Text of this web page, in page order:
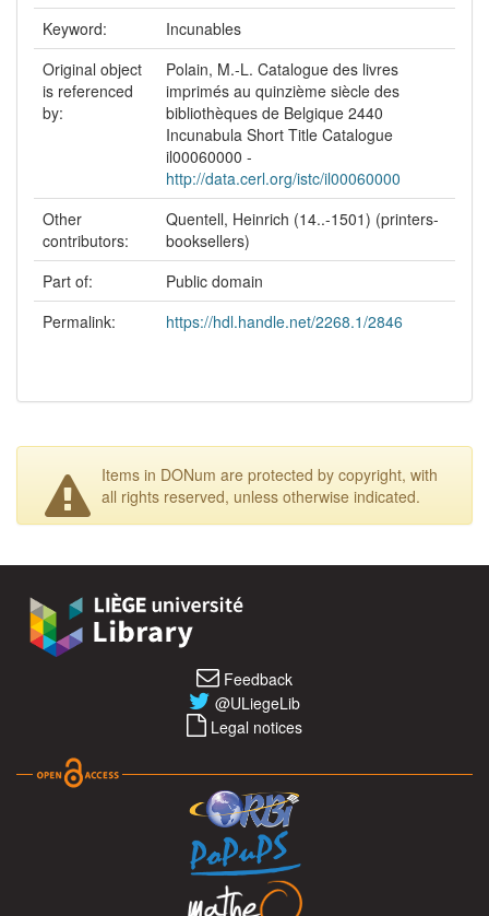
Keyword:
Incunables
Original object
is referenced
by:
Polain, M.-L. Catalogue des livres
imprimés au quinzième siècle des
bibliothèques de Belgique 2440
Incunabula Short Title Catalogue
il00060000 -
http://data.cerl.org/istc/il00060000
Other
contributors:
Quentell, Heinrich (14..-1501) (printers-
booksellers)
Part of:
Public domain
Permalink:
https://hdl.handle.net/2268.1/2846
Items in DONum are protected by copyright, with
all rights reserved, unless otherwise indicated.
Feedback
@ULiegeLib
Legal notices